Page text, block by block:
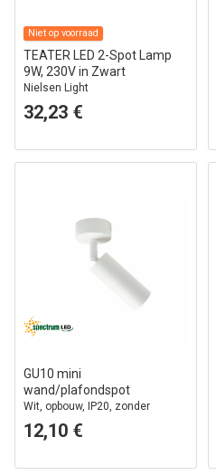
Niet op voorraad
TEATER LED 2-Spot Lamp
9W, 230V in Zwart
Nielsen Light
32,23 €
GU10 mini
wand/plafondspot
Wit, opbouw, IP20, zonder
lichtbron
12,10 €